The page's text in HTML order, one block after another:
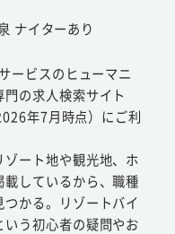
ナイターあり
ービスのヒューマニ
の求人検索サイト
年7月時点）にご利
ート地や観光地、ホ
しているから、職種
かる。リゾートバイ
いう初心者の疑問やお